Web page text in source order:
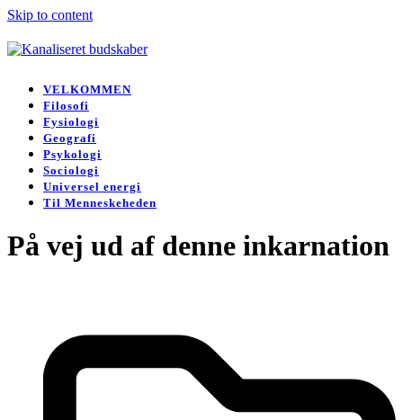
Skip to content
menu
menu
VELKOMMEN
Filosofi
Fysiologi
Geografi
Psykologi
Sociologi
Universel energi
Til Menneskeheden
På vej ud af denne inkarnation